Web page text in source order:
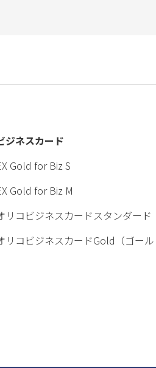
ジネスカード
Gold for Biz S
Gold for Biz M
リコビジネスカードスタンダード
リコビジネスカードGold（ゴール